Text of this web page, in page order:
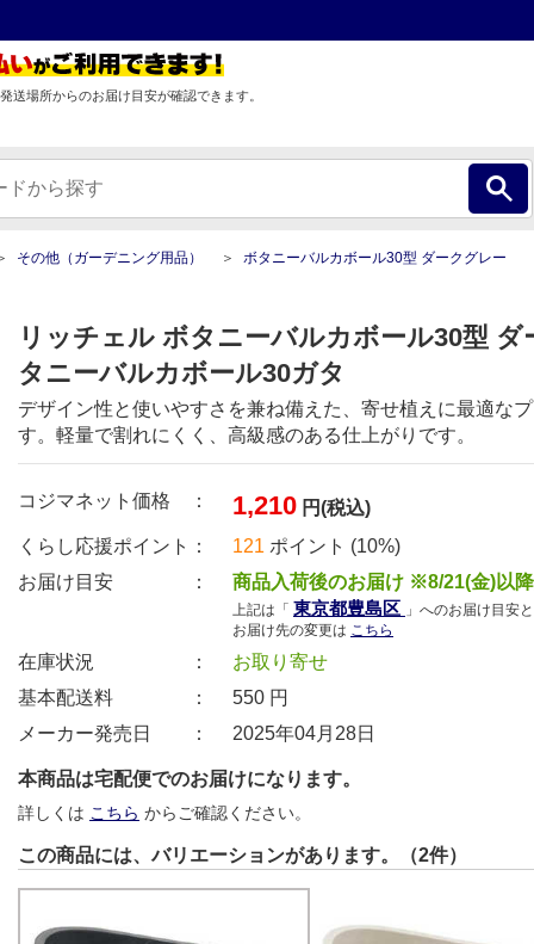
送場所からのお届け目安が確認できます。
その他（ガーデニング用品） ボタニーバルカボール30型 ダークグレー
リッチェル ボタニーバルカボール30型 ダ
タニーバルカボール30ガタ
デザイン性と使いやすさを兼ね備えた、寄せ植えに最適な
す。軽量で割れにくく、高級感のある仕上がりです。
コジマネット価格 ： 1,210 円(税込)
くらし応援ポイント：
121 ポイント (10%)
お届け目安 ：
商品入荷後のお届け ※8/21(金)以
上記は「 東京都豊島区 」へのお届け目安
お届け先の変更は こちら
在庫状況 ：
お取り寄せ
基本配送料 ：
550 円
メーカー発売日 ：
2025年04月28日
本商品は宅配便でのお届けになります。
詳しくは こちら からご確認ください。
この商品には、バリエーションがあります。（2件）